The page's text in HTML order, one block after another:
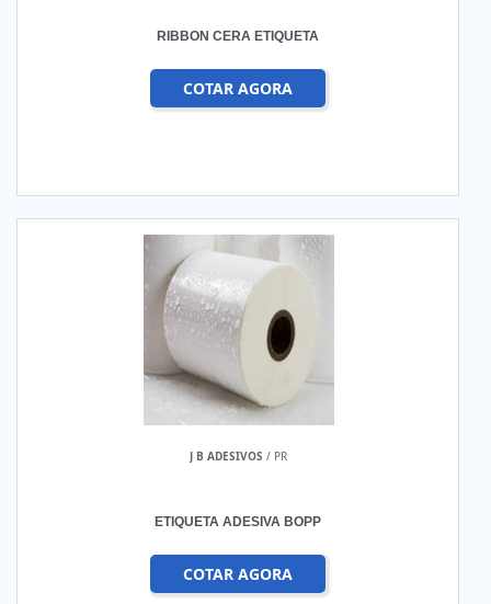
RIBBON CERA ETIQUETA
COTAR AGORA
J B ADESIVOS / PR
ETIQUETA ADESIVA BOPP
COTAR AGORA